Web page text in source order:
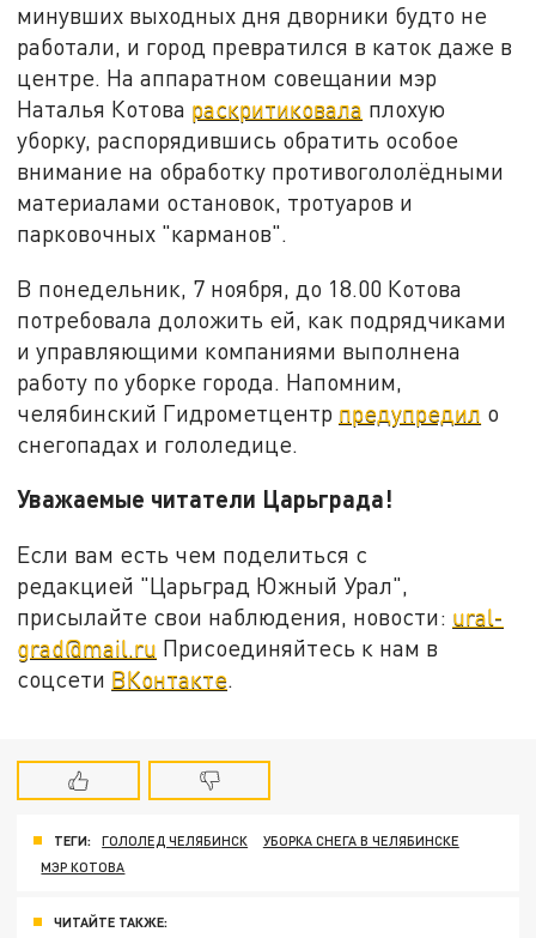
минувших выходных дня дворники будто не
работали, и город превратился в каток даже в
центре. На аппаратном совещании мэр
Наталья Котова раскритиковала плохую
уборку, распорядившись обратить особое
внимание на обработку противогололёдными
материалами остановок, тротуаров и
парковочных "карманов".
В понедельник, 7 ноября, до 18.00 Котова
потребовала доложить ей, как подрядчиками
и управляющими компаниями выполнена
работу по уборке города. Напомним,
челябинский Гидрометцентр предупредил о
снегопадах и гололедице.
Уважаемые читатели Царьграда!
Если вам есть чем поделиться с
редакцией "Царьград Южный Урал",
присылайте свои наблюдения, новости: ural-
grad@mail.ru Присоединяйтесь к нам в
соцсети ВКонтакте.
ТЕГИ: ГОЛОЛЕД ЧЕЛЯБИНСК
УБОРКА СНЕГА В ЧЕЛЯБИНСКЕ
МЭР КОТОВА
ЧИТАЙТЕ ТАКЖЕ: